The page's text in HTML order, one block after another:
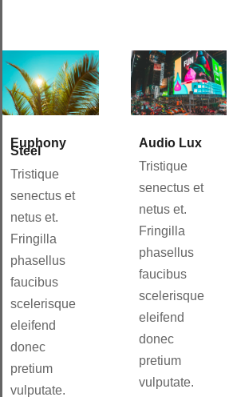
Euphony
Steel
Tristique
senectus et
netus et.
Fringilla
phasellus
faucibus
scelerisque
eleifend
donec
pretium
vulputate.
Audio Lux
Tristique
senectus et
netus et.
Fringilla
phasellus
faucibus
scelerisque
eleifend
donec
pretium
vulputate.